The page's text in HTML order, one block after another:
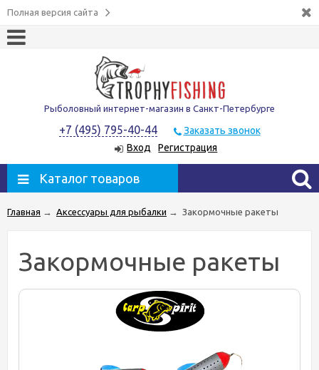
Полная версия сайта
Рыболовный интернет-магазин в Санкт-Петербурге
+7 (495) 795-40-44
Заказать звонок
Вход
Регистрация
Каталог товаров
Главная → Аксессуары для рыбалки → Закормочные ракеты
Закормочные ракеты